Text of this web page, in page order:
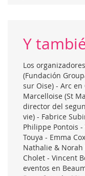
Y
Los
(Fundación
sur Oise) - Arc
Marcelloise (St
director del
vie) - Fabrice
Philippe Pontois
Touya - Emma
Nathalie &
Cholet - Vincent
eventos en